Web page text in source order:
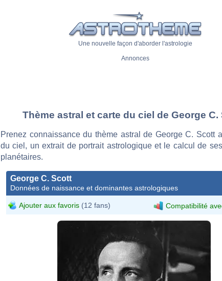
Une nouvelle façon d'aborder l'astrologie
Annonces
Thème astral et carte du ciel de George C.
Prenez connaissance du thème astral de George C. Scott
du ciel, un extrait de portrait astrologique et le calcul de
planétaires.
George C. Scott
Données de naissance et dominantes astrologiques
Ajouter aux favoris (12 fans) Compatibilité